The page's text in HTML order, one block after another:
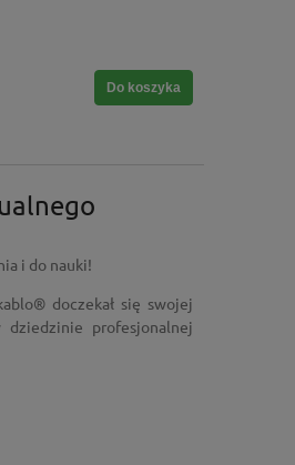
Do koszyka
i do nauki!
doczekał się swojej
profesjonalnej